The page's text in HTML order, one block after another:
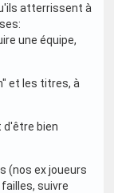
atterrissent à
une équipe,
et les titres, à
d'être bien
(nos ex joueurs
suivre